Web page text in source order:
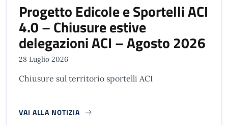
Progetto Edicole e Sportelli ACI
4.0 – Chiusure estive
delegazioni ACI – Agosto 2026
28 Luglio 2026
Chiusure sul territorio sportelli ACI
VAI ALLA NOTIZIA